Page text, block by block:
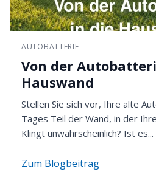
B.I.G. - Batterie-Industrie-
49451 Holdorf - Deutschland
4. Rückzahlung erhalten
Nach Eingang Ihrer Retoure
Kaufpreis innerhalb von 14
verwenden wir die von Ihnen
Zahlungsart.
Werktagen nach Erhalt des
zurückerstattet. Bitte denken
AUTOBATTERIE
Von der
Hauswand
Stellen Sie sich vor, Ihre alte
Tages Teil der Wand, in der
Klingt unwahrscheinlich? Ist es...
Zum Blogbeitrag